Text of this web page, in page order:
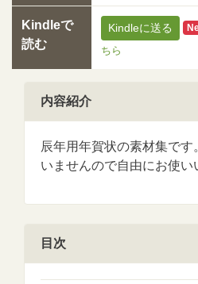
Kindleで
読む
Kindleに送る
ちら
内容紹介
辰年用年賀状の素材集です
いませんので自由にお使い
目次